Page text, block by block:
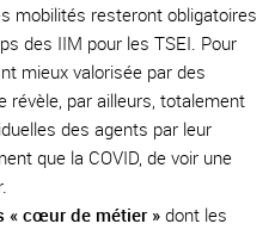
mobilités resteront obligatoires
des IIM pour les TSEI. Pour
mieux valorisée par des
révèle, par ailleurs, totalement
des agents par leur
que la COVID, de voir une
« cœur de métier » dont les